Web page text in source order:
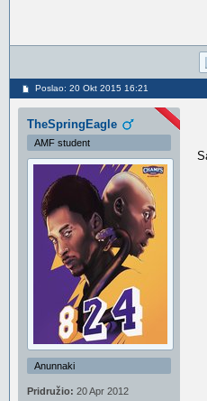
Poslao: 20 Okt 2015 16:21
TheSpringEagle
AMF student
Anunnaki
Pridružio: 20 Apr 2012